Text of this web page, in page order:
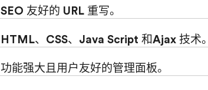
SEO 友好的 URL 重写。
HTML、CSS、Java Script 和Ajax 技术。
功能强大且用户友好的管理面板。